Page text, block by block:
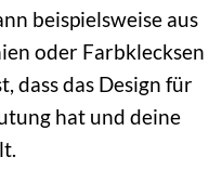
beispielsweise aus
oder Farbklecksen
dass das Design für
hat und deine